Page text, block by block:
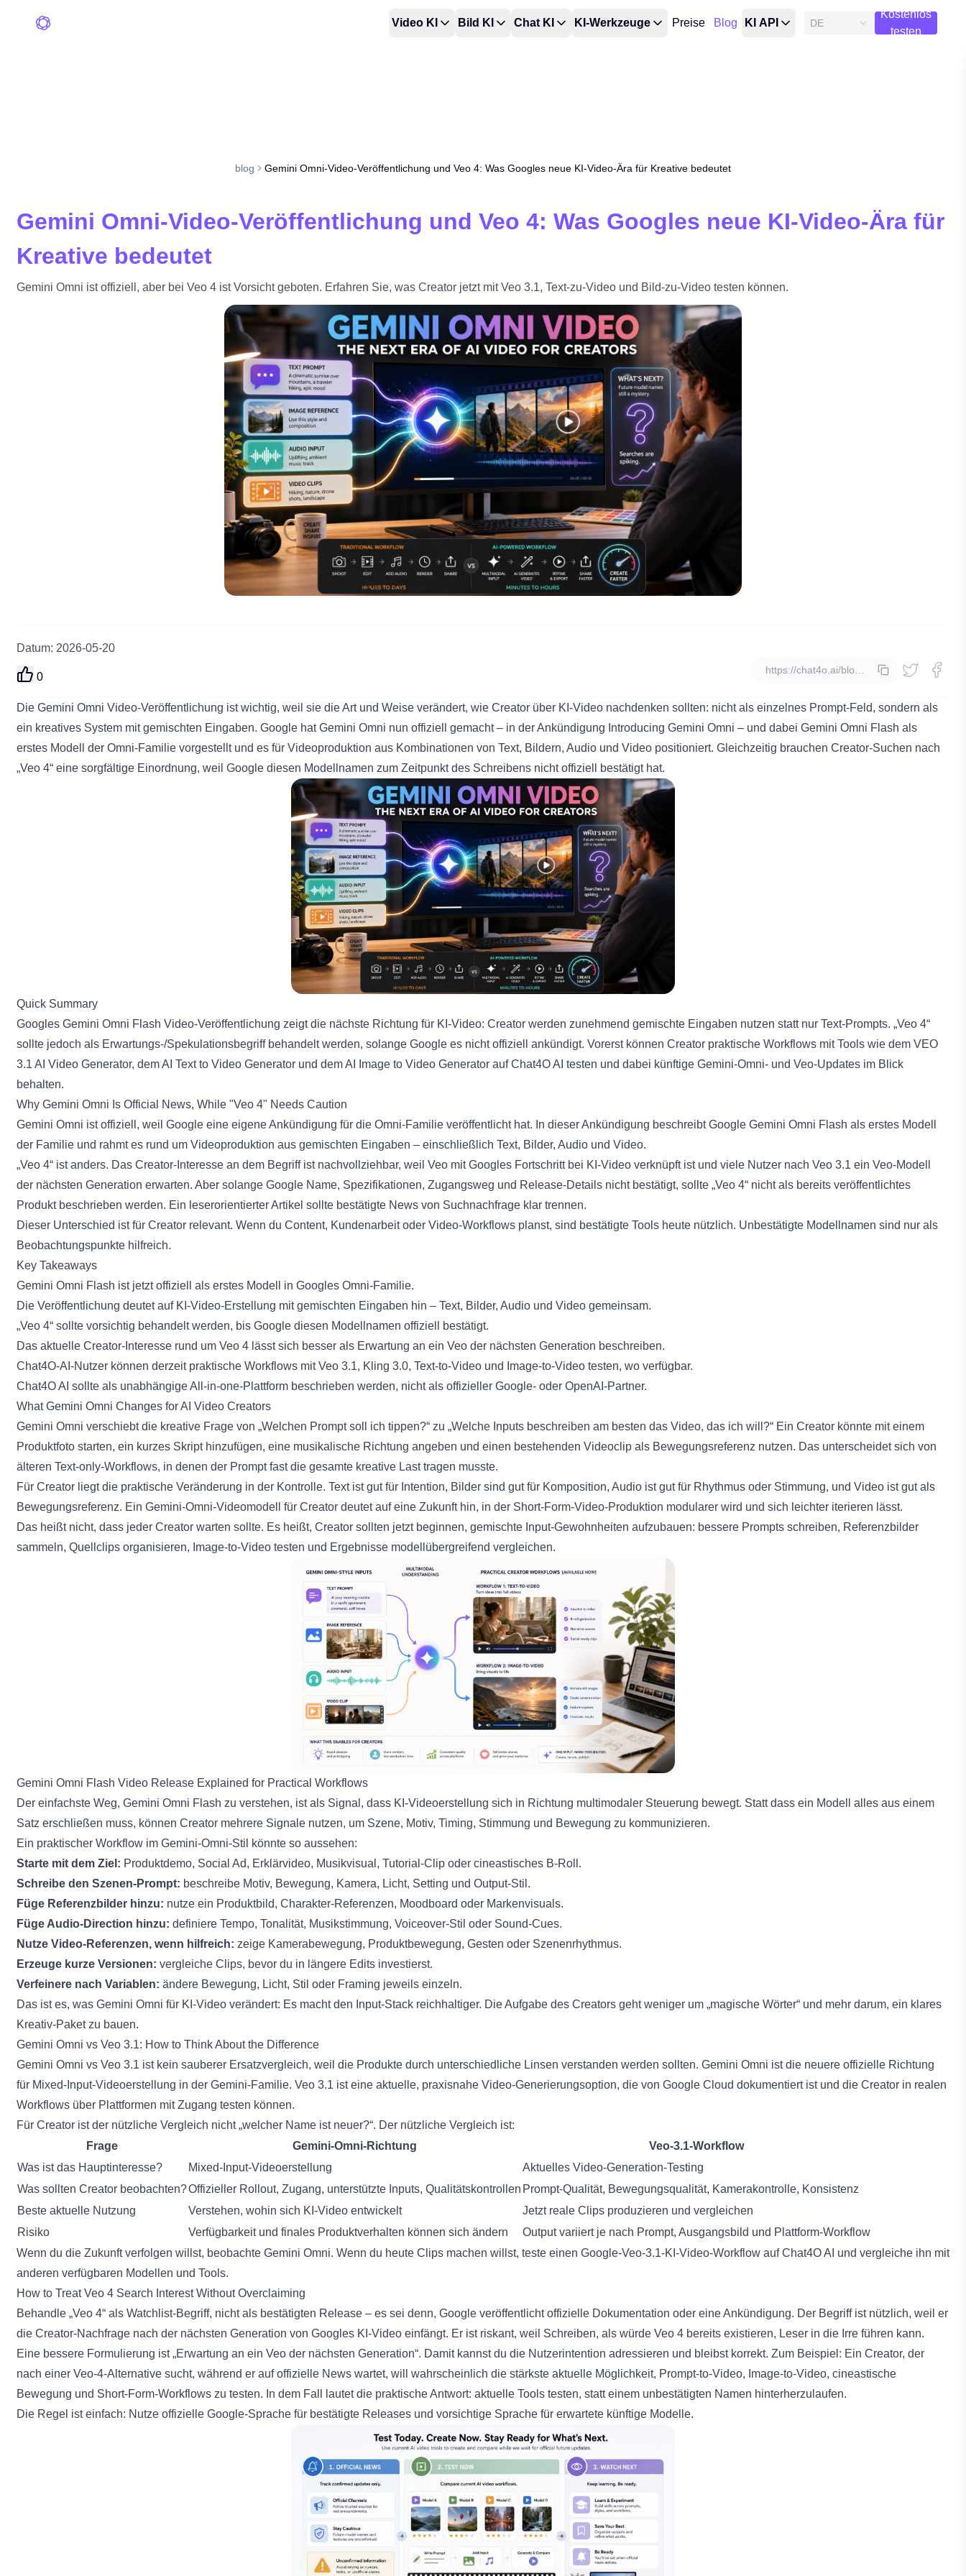
Video KI Bild KI Chat KI KI-Werkzeuge Preise Blog KI API DE
Kostenlos
testen
blog Gemini Omni-Video-Veröffentlichung und Veo 4: Was Googles neue KI-Video-Ära für Kreative bedeutet
Gemini Omni-Video-Veröffentlichung und Veo 4: Was Googles neue KI-Video-Ära für
Kreative bedeutet
Gemini Omni ist offiziell, aber bei Veo 4 ist Vorsicht geboten. Erfahren Sie, was Creator jetzt mit Veo 3.1, Text-zu-Video und Bild-zu-Video testen können.
Datum: 2026-05-20
0 Kopieren
Die Gemini Omni Video-Veröffentlichung ist wichtig, weil sie die Art und Weise verändert, wie Creator über KI-Video nachdenken sollten: nicht als einzelnes Prompt-Feld, sondern als
ein kreatives System mit gemischten Eingaben. Google hat Gemini Omni nun offiziell gemacht – in der Ankündigung Introducing Gemini Omni – und dabei Gemini Omni Flash als
erstes Modell der Omni-Familie vorgestellt und es für Videoproduktion aus Kombinationen von Text, Bildern, Audio und Video positioniert. Gleichzeitig brauchen Creator-Suchen nach
„Veo 4“ eine sorgfältige Einordnung, weil Google diesen Modellnamen zum Zeitpunkt des Schreibens nicht offiziell bestätigt hat.
Quick Summary
Googles Gemini Omni Flash Video-Veröffentlichung zeigt die nächste Richtung für KI-Video: Creator werden zunehmend gemischte Eingaben nutzen statt nur Text-Prompts. „Veo 4“
sollte jedoch als Erwartungs-/Spekulationsbegriff behandelt werden, solange Google es nicht offiziell ankündigt. Vorerst können Creator praktische Workflows mit Tools wie dem VEO
3.1 AI Video Generator, demAI Text to Video Generator und demAI Image to Video Generator auf Chat4O AI testen und dabei künftige Gemini-Omni- und Veo-Updates im Blick
behalten.
Why Gemini Omni Is Official News, While "Veo 4" Needs Caution
Gemini Omni ist offiziell, weil Google eine eigene Ankündigung für die Omni-Familie veröffentlicht hat. In dieser Ankündigung beschreibt Google Gemini Omni Flash als erstes Modell
der Familie und rahmt es rund um Videoproduktion aus gemischten Eingaben – einschließlich Text, Bilder, Audio und Video.
„Veo 4“ ist anders. Das Creator-Interesse an dem Begriff ist nachvollziehbar, weil Veo mit Googles Fortschritt bei KI-Video verknüpft ist und viele Nutzer nach Veo 3.1 ein Veo-Modell
der nächsten Generation erwarten. Aber solange Google Name, Spezifikationen, Zugangsweg und Release-Details nicht bestätigt, sollte „Veo 4“ nicht als bereits veröffentlichtes
Produkt beschrieben werden. Ein leserorientierter Artikel sollte bestätigte News von Suchnachfrage klar trennen.
Dieser Unterschied ist für Creator relevant. Wenn du Content, Kundenarbeit oder Video-Workflows planst, sind bestätigte Tools heute nützlich. Unbestätigte Modellnamen sind nur als
Beobachtungspunkte hilfreich.
Key Takeaways
Gemini Omni Flash ist jetzt offiziell als erstes Modell in Googles Omni-Familie.
Die Veröffentlichung deutet auf KI-Video-Erstellung mit gemischten Eingaben hin – Text, Bilder, Audio und Video gemeinsam.
„Veo 4“ sollte vorsichtig behandelt werden, bis Google diesen Modellnamen offiziell bestätigt.
Das aktuelle Creator-Interesse rund um Veo 4 lässt sich besser als Erwartung an ein Veo der nächsten Generation beschreiben.
Chat4O-AI-Nutzer können derzeit praktische Workflows mit Veo 3.1, Kling 3.0, Text-to-Video und Image-to-Video testen, wo verfügbar.
Chat4O AI sollte als unabhängige All-in-one-Plattform beschrieben werden, nicht als offizieller Google- oder OpenAI-Partner.
What Gemini Omni Changes for AI Video Creators
Gemini Omni verschiebt die kreative Frage von „Welchen Prompt soll ich tippen?“ zu „Welche Inputs beschreiben am besten das Video, das ich will?“ Ein Creator könnte mit einem
Produktfoto starten, ein kurzes Skript hinzufügen, eine musikalische Richtung angeben und einen bestehenden Videoclip als Bewegungsreferenz nutzen. Das unterscheidet sich von
älteren Text-only-Workflows, in denen der Prompt fast die gesamte kreative Last tragen musste.
Für Creator liegt die praktische Veränderung in der Kontrolle. Text ist gut für Intention, Bilder sind gut für Komposition, Audio ist gut für Rhythmus oder Stimmung, und Video ist gut als
Bewegungsreferenz. Ein Gemini-Omni-Videomodell für Creator deutet auf eine Zukunft hin, in der Short-Form-Video-Produktion modularer wird und sich leichter iterieren lässt.
Das heißt nicht, dass jeder Creator warten sollte. Es heißt, Creator sollten jetzt beginnen, gemischte Input-Gewohnheiten aufzubauen: bessere Prompts schreiben, Referenzbilder
sammeln, Quellclips organisieren, Image-to-Video testen und Ergebnisse modellübergreifend vergleichen.
Gemini Omni Flash Video Release Explained for Practical Workflows
Der einfachste Weg, Gemini Omni Flash zu verstehen, ist als Signal, dass KI-Videoerstellung sich in Richtung multimodaler Steuerung bewegt. Statt dass ein Modell alles aus einem
Satz erschließen muss, können Creator mehrere Signale nutzen, um Szene, Motiv, Timing, Stimmung und Bewegung zu kommunizieren.
Ein praktischer Workflow im Gemini-Omni-Stil könnte so aussehen:
Starte mit dem Ziel: Produktdemo, Social Ad, Erklärvideo, Musikvisual, Tutorial-Clip oder cineastisches B-Roll.
Schreibe den Szenen-Prompt: beschreibe Motiv, Bewegung, Kamera, Licht, Setting und Output-Stil.
Füge Referenzbilder hinzu: nutze ein Produktbild, Charakter-Referenzen, Moodboard oder Markenvisuals.
Füge Audio-Direction hinzu: definiere Tempo, Tonalität, Musikstimmung, Voiceover-Stil oder Sound-Cues.
Nutze Video-Referenzen, wenn hilfreich: zeige Kamerabewegung, Produktbewegung, Gesten oder Szenenrhythmus.
Erzeuge kurze Versionen: vergleiche Clips, bevor du in längere Edits investierst.
Verfeinere nach Variablen: ändere Bewegung, Licht, Stil oder Framing jeweils einzeln.
Das ist es, was Gemini Omni für KI-Video verändert: Es macht den Input-Stack reichhaltiger. Die Aufgabe des Creators geht weniger um „magische Wörter“ und mehr darum, ein klares
Kreativ-Paket zu bauen.
Gemini Omni vs Veo 3.1: How to Think About the Difference
Gemini Omni vs Veo 3.1 ist kein sauberer Ersatzvergleich, weil die Produkte durch unterschiedliche Linsen verstanden werden sollten. Gemini Omni ist die neuere offizielle Richtung
für Mixed-Input-Videoerstellung in der Gemini-Familie. Veo 3.1 ist eine aktuelle, praxisnahe Video-Generierungsoption, die von Google Cloud dokumentiert ist und die Creator in realen
Workflows über Plattformen mit Zugang testen können.
Für Creator ist der nützliche Vergleich nicht „welcher Name ist neuer?“. Der nützliche Vergleich ist:
Frage
Gemini-Omni-Richtung
Veo-3.1-Workflow
Was ist das Hauptinteresse?
Mixed-Input-Videoerstellung
Aktuelles Video-Generation-Testing
Was sollten Creator beobachten?Offizieller Rollout, Zugang, unterstützte Inputs, Qualitätskontrollen Prompt-Qualität, Bewegungsqualität, Kamerakontrolle, Konsistenz
Beste aktuelle Nutzung
Verstehen, wohin sich KI-Video entwickelt
Jetzt reale Clips produzieren und vergleichen
Risiko
Verfügbarkeit und finales Produktverhalten können sich ändern
Output variiert je nach Prompt, Ausgangsbild und Plattform-Workflow
Wenn du die Zukunft verfolgen willst, beobachte Gemini Omni. Wenn du heute Clips machen willst, teste einen Google-Veo-3.1-KI-Video-Workflow auf Chat4O AI und vergleiche ihn mit
anderen verfügbaren Modellen und Tools.
How to Treat Veo 4 Search Interest Without Overclaiming
Behandle „Veo 4“ als Watchlist-Begriff, nicht als bestätigten Release – es sei denn, Google veröffentlicht offizielle Dokumentation oder eine Ankündigung. Der Begriff ist nützlich, weil er
die Creator-Nachfrage nach der nächsten Generation von Googles KI-Video einfängt. Er ist riskant, weil Schreiben, als würde Veo 4 bereits existieren, Leser in die Irre führen kann.
Eine bessere Formulierung ist „Erwartung an ein Veo der nächsten Generation“. Damit kannst du die Nutzerintention adressieren und bleibst korrekt. Zum Beispiel: Ein Creator, der
nach einer Veo-4-Alternative sucht, während er auf offizielle News wartet, will wahrscheinlich die stärkste aktuelle Möglichkeit, Prompt-to-Video, Image-to-Video, cineastische
Bewegung und Short-Form-Workflows zu testen. In dem Fall lautet die praktische Antwort: aktuelle Tools testen, statt einem unbestätigten Namen hinterherzulaufen.
Die Regel ist einfach: Nutze offizielle Google-Sprache für bestätigte Releases und vorsichtige Sprache für erwartete künftige Modelle.